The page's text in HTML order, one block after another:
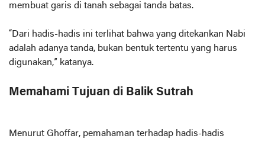
membuat garis di tanah sebagai tanda batas.
“Dari hadis-hadis ini terlihat bahwa yang ditekankan Nabi
adalah adanya tanda, bukan bentuk tertentu yang harus
digunakan,” katanya.
Memahami Tujuan di Balik Sutrah
Menurut Ghoffar, pemahaman terhadap hadis-hadis